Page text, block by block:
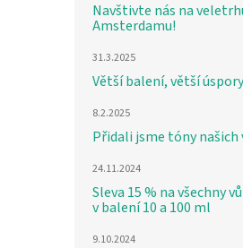
Navštivte nás na
Amsterdamu!
31.3.2025
Větší balení, větší
8.2.2025
Přidali jsme tóny našich
24.11.2024
Sleva 15 % na všechny
v balení 10 a 100 ml
9.10.2024